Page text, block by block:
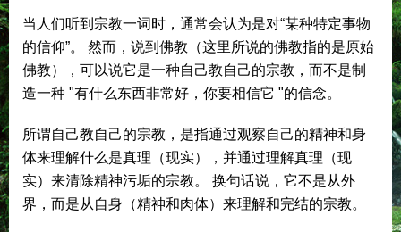
当人们听到宗教一词时，通常会认为是对“某种特定事物
的信仰”。 然而，说到佛教（这里所说的佛教指的是原始
佛教），可以说它是一种自己教自己的宗教，而不是制
造一种 "有什么东西非常好，你要相信它 "的信念。
所谓自己教自己的宗教，是指通过观察自己的精神和身
体来理解什么是真理（现实），并通过理解真理（现
实）来清除精神污垢的宗教。 换句话说，它不是从外
界，而是从自身（精神和肉体）来理解和完结的宗教。